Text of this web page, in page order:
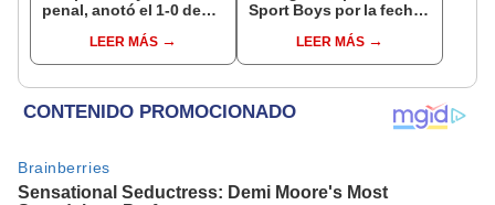
penal, anotó el 1-0 de
LEER MÁS
Sport Boys por la fecha
LEER MÁS